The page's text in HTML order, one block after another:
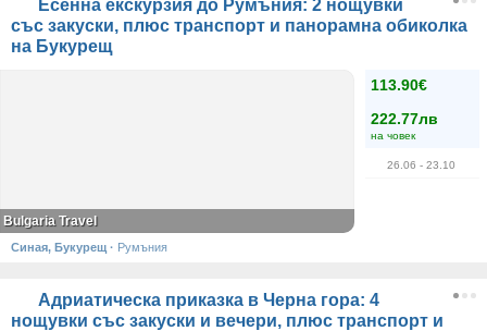
Есенна екскурзия до Румъния: 2 нощувки
със закуски, плюс транспорт и панорамна обиколка
на Букурещ
113.90€
222.77лв
на човек
26.06 - 23.10
Bulgaria Travel
Синая, Букурещ · Румъния
Адриатическа приказка в Черна гора: 4
нощувки със закуски и вечери, плюс транспорт и